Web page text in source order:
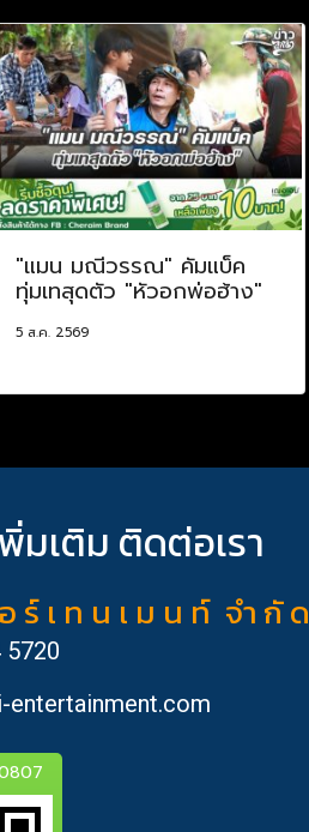
"แมน มณีวรรณ" คัมแบ็ค
ทุ่มเทสุดตัว "หัวอกพ่อฮ้าง"
5 ส.ค. 2569
มเติม ติดต่อเรา
ร์ เ ท น เ ม น ท์ จำ กั ด
5720
entertainment.com